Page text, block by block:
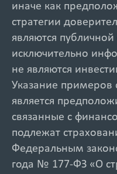
иначе как
стратегии
являются
исключительно
не являются
Указание
является
связанные с
подлежат
Федеральным
года № 177-ФЗ «О